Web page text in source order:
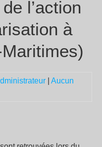
l’action
à
Aucun